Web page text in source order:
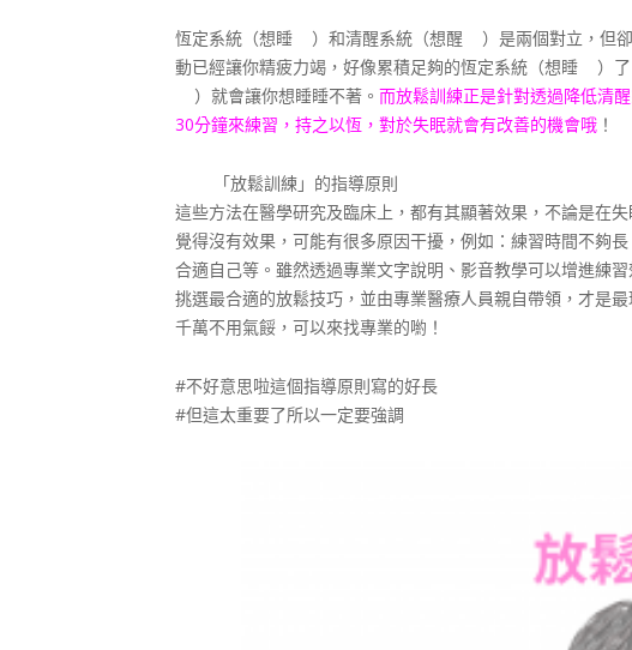
恆定系統（想睡 ）和清醒系統（想醒
）是兩個對立，但
動已經讓你精疲力竭，好像累積足夠的恆定系統（想睡
）
）就會讓你想睡睡不著。 而放鬆訓練正是針對透過降低清
30分鐘來練習，持之以恆，對於失眠就會有改善的機會哦 ！
「放鬆訓練」的指導原則
這些方法在醫學研究及臨床上，都有其顯著效果，不論是在
覺得沒有效果，可能有很多原因干擾，例如：練習時間不夠
合適自己等。雖然透過專業文字說明、影音教學可以增進練
挑選最合適的放鬆技巧，並由專業醫療人員親自帶領，才是
千萬不用氣餒，可以來找專業的喲！
#不好意思啦這個指導原則寫的好長
#但這太重要了所以一定要強調